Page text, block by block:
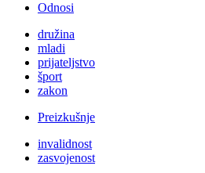
Odnosi
družina
mladi
prijateljstvo
šport
zakon
Preizkušnje
invalidnost
zasvojenost